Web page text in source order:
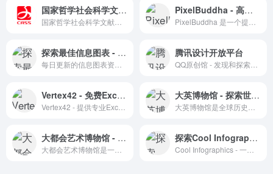
国家哲学社会科学文献中心 - 学术文献资源平台 PixelBuddha - 高质量设计素材的宝库
探索最佳信息图表 - 创意灵感的宝库 腾讯设计开放平台
Vertex42 - 免费Excel模板与教程资源站 大英博物馆 - 探索世界文化遗产
大都会艺术博物馆 - 世界级艺术藏品的宝库 探索Cool Infographics - 国外高质量信息图表作品分享网站